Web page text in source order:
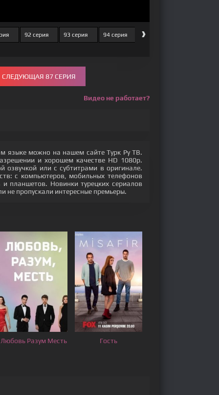
92 серия 93 серия 94 серия 95 серия
›
СЛЕДУЮЩАЯ 87 СЕРИЯ
Видео не работает?
языке можно на нашем сайте Турк Ру ТВ.
и хорошем качестве HD 1080p.
озвучкой или с субтитрами в оригинале.
с компьютеров, мобильных телефонов
планшетов. Новинки турецких сериалов
не пропускали интересные премьеры.
Любовь Разум Месть Гость